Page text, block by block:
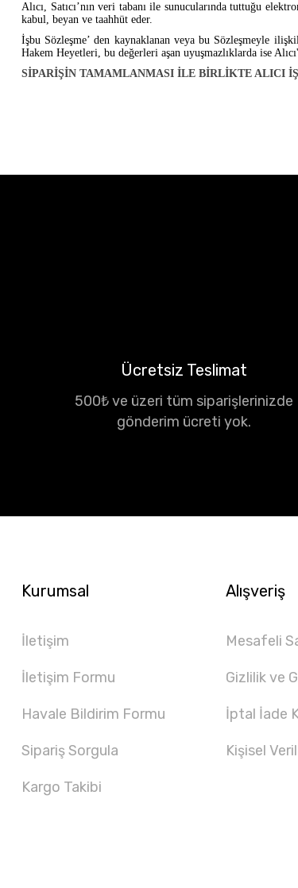
Alıcı, Satıcı’nın veri tabanı ile sunucularında tuttuğu
kabul, beyan ve taahhüt eder.
İşbu Sözleşme’ den kaynaklanan veya bu Sözleşmeyle
Hakem Heyetleri, bu değerleri aşan uyuşmazlıklarda ise
SİPARİŞİN TAMAMLANMASI İLE BİRLİKTE ALICI
Ücretsiz Teslimat
500₺ ve üzeri tüm siparişlerinizde
gönderim ücreti yok.
Kurumsal
İletişim
İletişim Formu
Havale Bildirim Formu
Sipariş Sorgula
Kargo Takibi
Alışveriş
Mesafeli
Gizlilik ve
İptal İade
Kişisel